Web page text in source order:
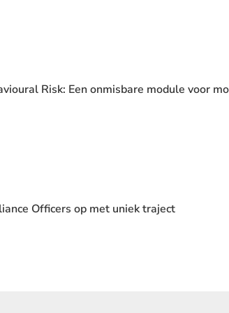
Risk: Een onmisbare module voor
Officers op met uniek traject